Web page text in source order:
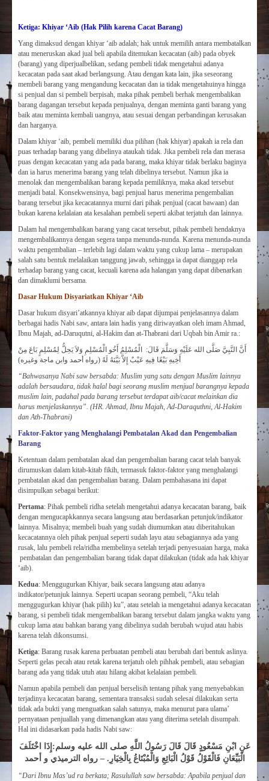
Ketiga: Khiyar ‘Aib (Hak Pilih karena Cacat Barang)
Yang dimaksud dengan khiyar ‘aib adalah; hak untuk memilih antara membatalkan
atau meneruskan akad jual beli apabila ditemukan kecacatan (aib) pada obyek
(barang) yang diperjualbelikan, sedang pembeli tidak mengetahui adanya
kecacatan pada saat akad berlangsung. Atau dengan kata lain, jika seseorang
membeli barang yang mengandung kecacatan dan ia tidak mengetahuinya hingga
si penjual dan si pembeli berpisah, maka pihak pembeli berhak mengembalikan
barang dagangan tersebut kepada penjualnya, dengan meminta ganti barang yang
baik atau meminta kembali uangnya, atau sesuai dengan perbandingan kerusakan
dan harganya.
Dalam khiyar ‘aib, pembeli memiliki dua pilihan (hak khiyar) apakah ia rela dan
puas terhadap barang yang dibelinya ataukah tidak. Jika pembeli rela dan merasa
puas dengan kecacatan yang ada pada barang, maka khiyar tidak berlaku baginya
dan ia harus menerima barang yang telah dibelinya tersebut. Namun jika ia
menolak dan mengembalikan barang kepada pemiliknya, maka akad tersebut
menjadi batal. Konsekwensinya, bagi penjual harus menerima pengembalian
barang tersebut jika kecacatannya murni dari pihak penjual (cacat bawaan) dan
bukan karena kelalaian ata kesalahan pembeli seperti akibat terjatuh dan lainnya.
Dalam hal mengembalikan barang yang cacat tersebut, pihak pembeli hendaknya
mengembalikannya dengan segera tanpa menunda-nunda. Karena menunda-nunda
waktu pengembalian – terlebih lagi dalam waktu yang cukup lama – merupakan
salah satu bentuk melalaikan tanggung jawab, sehingga ia dapat dianggap rela
terhadap barang yang cacat, kecuali karena ada halangan yang dapat dibenarkan
dan dimaklumi bersama.
Dasar Hukum Disyariatkan Khiyar ‘Aib
Dasar hukum disyari’atkannya khiyar aib dapat dijumpai penjelasannya dalam
berbagai hadis Nabi saw, antara lain hadis yang diriwayatkan oleh imam Ahmad,
Ibnu Majah, ad-Daruqutni, al-Hakim dan at-Thabrani dari Uqbah bin Amir ra.:
أَنَّ النَّبِيَّ صَلَّى الله عَلَيْهِ وَسَلَّمَ قَالَ: الْمُسْلِمُ أَخُو الْمُسْلِمِ وَلاَ يَحِلُّ لِمُسْلِمٍ بَاعَ مِنْ
أَخِيهِ بَيْعًا فِيهِ عَيْبٌ إِلاَّ بَيَّنَهُ لَهُ (رواه أحمد وابن ماجة وغيره)
“Bahwasanya Nabi saw bersabda: Muslim yang satu dengan Muslim lainnya
adalah bersaudara, tidak halal bagi seorang muslim menjual barangnya kepada
muslim lain, padahal pada barang tersebut terdapat aib/cacat melainkan dia
harus menjelaskannya”. (HR. Ahmad, Ibnu Majah, Ad-Daraquthni, Al-Hakim
dan Ath-Thabrani)
Faktor-Faktor yang Menghalangi Pembatalan Akad dan Pengembalian
Barang
Ketentuan dalam pembatalan akad dan pengembalian barang cacat telah banyak
dirumuskan dalam kitab-kitab fikih, termasuk faktor-faktor yang menghalangi
pembatalan akad dan pengembalian barang. Dalam pembahasana ini dapat
disimpulkan sebagai berikut:
Pertama: Pihak pembeli ridha setelah mengetahui adanya kecacatan barang, baik
dengan mengucapkkannya secara langsung atau berdasarkan petunjuk/indikator
lainnya. Misalnya; membeli buah yang sudah diumumkan atau diberitahukan
kecacatannya oleh pihak penjual seperti sudah layu atau sebagiannya ada yang
rusak, lalu pembeli rela/ridha membelinya setelah terjadi penyesuaian harga, maka
pembatalan dan pengembalian barang tidak dapat dilakukan (tidak ada hak khiyar
‘aib).
Kedua: Menggugurkan Khiyar, baik secara langsung atau adanya
indikator/petunjuk lainnya. Seperti ucapan seorang pembeli, “Aku telah
menggugurkan khiyar (hak pilih) ku”, atau setelah ia mengetahui adanya kecacatan
barang, si pembeli tidak mengembalikan barang tersebut dalam jangka waktu yang
cukup lama atau bahkan barang yang dibelinya sudah berubah wujud atau habis
karena telah dikonsumsi.
Ketiga: Barang rusak karena perbuatan pembeli atau berubah dari bentuk aslinya.
Seperti gelas pecah atau retak karena terjatuh oleh pihhak pembeli, atau sebagian
barang ada yang tidak utuh atau hilang akibat kelalaian pembeli.
Namun apabila pembeli dan penjual berselisih tentang pihak yang menyebabkan
terjadinya kecacatan barang, sementara transaksi sudah selesai dilakukan serta
tidak ada bukti yang menguatkan salah satunya, maka menurut para ulama’
pernyataan penjuallah yang dimenangkan atau yang diterima setelah disumpah.
Hal ini didasarkan pada hadis Nabi saw:
عَنِ ابْنِ مَسْعُودٍ قَالَ قَالَ رَسُولُ اللَّهِ صلى الله عليه وسلم:إِذَا اخْتَلَفَ
الْبَيِّعَانِ فَالْقَوْلُ قَوْلُ الْبَائِعِ وَالْمُبْتَاعُ بِالْخِيَارِ. – رواه الترميذي و أحمد
“Dari Ibnu Mas’ud ra berkata; Rasulullah saw bersabda:Apabila penjual dan